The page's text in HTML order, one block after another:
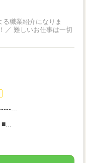
職業紹介になりま
／ 難しいお仕事は一切
...